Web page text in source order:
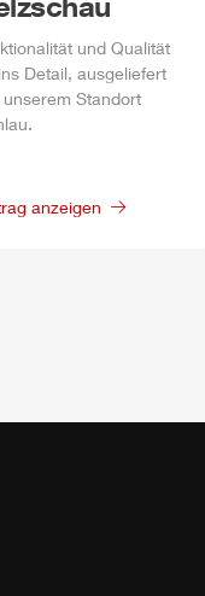
und Qualität
Detail, ausgeliefert
unserem Standort
.
anzeigen